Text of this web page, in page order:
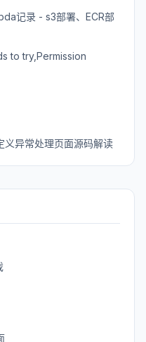
记录 - s3部署、ECR部
to try,Permission
义异常处理页面源码解读